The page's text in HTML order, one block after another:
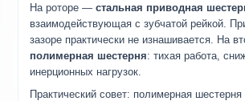
На роторе — стальная приводная
взаимодействующая с зубчатой рейкой.
зазоре практически не изнашивается. На
полимерная шестерня: тихая работа,
инерционных нагрузок.
Практический совет: полимерная